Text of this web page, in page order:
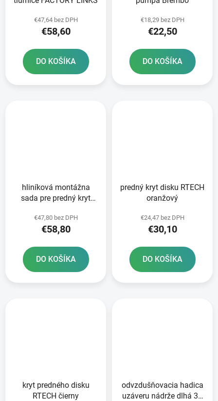
€47,64 bez DPH
€58,60
DO KOŠÍKA
€18,29 bez DPH
€22,50
DO KOŠÍKA
hliníková montážna
sada pre predný kryt
€47,80 bez DPH
€58,80
DO KOŠÍKA
predný kryt disku RTECH
oranžový
€24,47 bez DPH
€30,10
DO KOŠÍKA
kryt predného disku
RTECH čierny
odvzdušňovacia hadica
uzáveru nádrže dlhá 36